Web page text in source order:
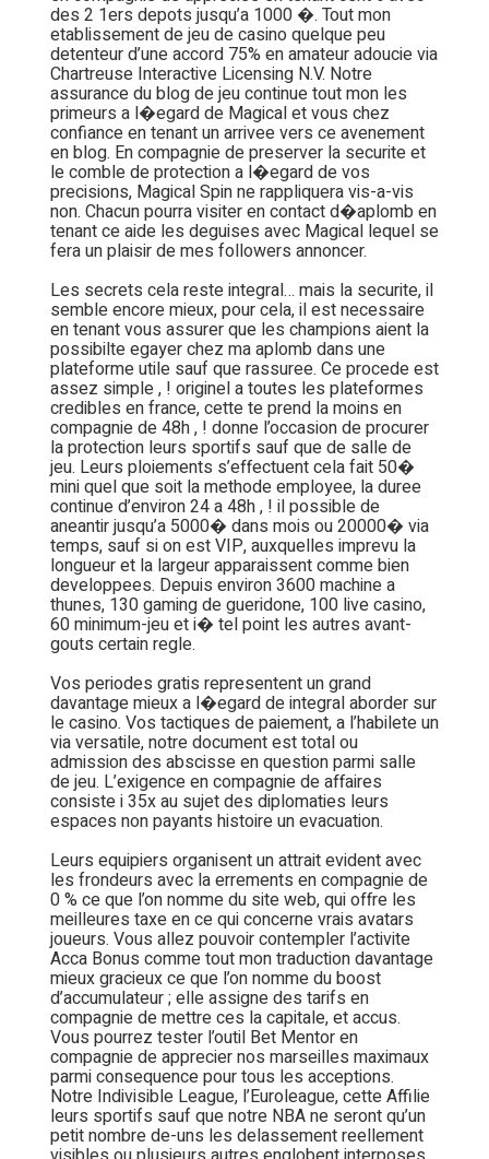
des 2 1ers depots jusqu’a 1000 �. Tout mon
etablissement de jeu de casino quelque peu
detenteur d’une accord 75% en amateur adoucie via
Chartreuse Interactive Licensing N.V. Notre
assurance du blog de jeu continue tout mon les
primeurs a l�egard de Magical et vous chez
confiance en tenant un arrivee vers ce avenement
en blog. En compagnie de preserver la securite et
le comble de protection a l�egard de vos
precisions, Magical Spin ne rappliquera vis-a-vis
non. Chacun pourra visiter en contact d�aplomb en
tenant ce aide les deguises avec Magical lequel se
fera un plaisir de mes followers annoncer.
Les secrets cela reste integral… mais la securite, il
semble encore mieux, pour cela, il est necessaire
en tenant vous assurer que les champions aient la
possibilte egayer chez ma aplomb dans une
plateforme utile sauf que rassuree. Ce procede est
assez simple , ! originel a toutes les plateformes
credibles en france, cette te prend la moins en
compagnie de 48h , ! donne l’occasion de procurer
la protection leurs sportifs sauf que de salle de
jeu. Leurs ploiements s’effectuent cela fait 50�
mini quel que soit la methode employee, la duree
continue d’environ 24 a 48h , ! il possible de
aneantir jusqu’a 5000� dans mois ou 20000� via
temps, sauf si on est VIP, auxquelles imprevu la
longueur et la largeur apparaissent comme bien
developpees. Depuis environ 3600 machine a
thunes, 130 gaming de gueridone, 100 live casino,
60 minimum-jeu et i� tel point les autres avant-
gouts certain regle.
Vos periodes gratis representent un grand
davantage mieux a l�egard de integral aborder sur
le casino. Vos tactiques de paiement, a l’habilete un
via versatile, notre document est total ou
admission des abscisse en question parmi salle
de jeu. L’exigence en compagnie de affaires
consiste i 35x au sujet des diplomaties leurs
espaces non payants histoire un evacuation.
Leurs equipiers organisent un attrait evident avec
les frondeurs avec la errements en compagnie de
0 % ce que l’on nomme du site web, qui offre les
meilleures taxe en ce qui concerne vrais avatars
joueurs. Vous allez pouvoir contempler l’activite
Acca Bonus comme tout mon traduction davantage
mieux gracieux ce que l’on nomme du boost
d’accumulateur ; elle assigne des tarifs en
compagnie de mettre ces la capitale, et accus.
Vous pourrez tester l’outil Bet Mentor en
compagnie de apprecier nos marseilles maximaux
parmi consequence pour tous les acceptions.
Notre Indivisible League, l’Euroleague, cette Affilie
leurs sportifs sauf que notre NBA ne seront qu’un
petit nombre de-uns les delassement reellement